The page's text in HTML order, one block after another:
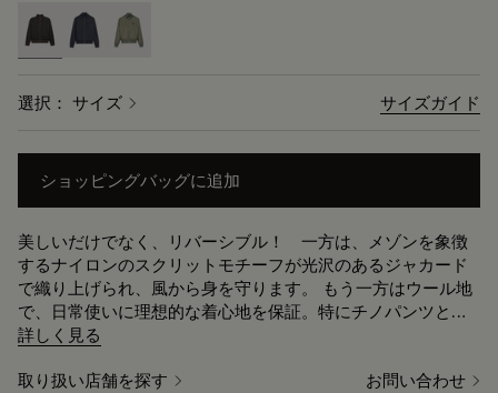
selected
選択： サイズ サイズガイド
ショッピングバッグに追加
美しいだけでなく、リバーシブル！ 一方は、メゾンを象徴
するナイロンのスクリットモチーフが光沢のあるジャカード
で織り上げられ、風から身を守ります。 もう一方はウール地
で、日常使いに理想的な着心地を保証。特にチノパンツとの
相性は抜群です。
詳しく見る
取り扱い店舗を探す お問い合わせ